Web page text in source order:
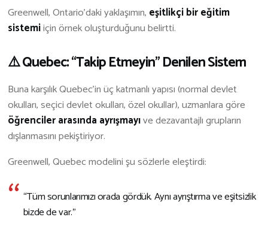
Greenwell, Ontario’daki yaklaşımın, eşitlikçi bir eğitim
sistemiiçin örnek oluşturduğunu belirtti.
⚠️ Quebec: “Takip Etmeyin” Denilen Sistem
Buna karşılık Quebec’in üç katmanlı yapısı (normal devlet
okulları, seçici devlet okulları, özel okullar), uzmanlara göre
öğrenciler arasında ayrışmayıve dezavantajlı grupların
dışlanmasını pekiştiriyor.
Greenwell, Quebec modelini şu sözlerle eleştirdi:
“Tüm sorunlarımızı orada gördük. Aynı ayrıştırma ve eşitsizlik
bizde de var.”